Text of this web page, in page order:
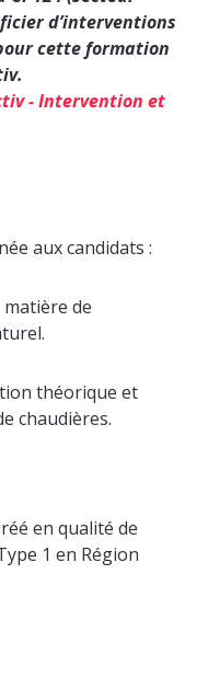
d’interventions
cette formation
.
- Intervention et
aux candidats :
matière de
théorique et
chaudières.
en qualité de
1 en Région